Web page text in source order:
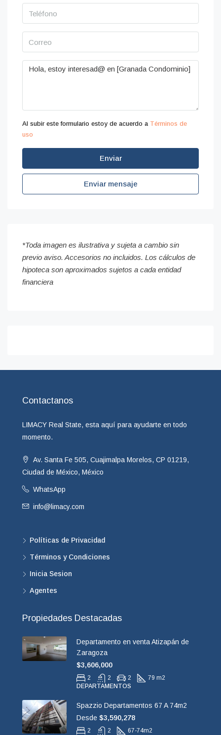
Al subir este formulario estoy de acuerdo a Términos de
uso
Enviar
Enviar mensaje
*Toda imagen es ilustrativa y sujeta a cambio sin
previo aviso. Accesorios no incluidos. Los cálculos de
hipoteca son aproximados sujetos a cada entidad
financiera
Contactanos
LIMACY Real State, esta aquí para ayudarte en todo
momento.
Av. Santa Fe 505, Cuajimalpa Morelos, CP 01219,
Ciudad de México, México
WhatsApp
info@limacy.com
Políticas de Privacidad
Términos y Condiciones
Inicia Sesion
Agentes
Propiedades Destacadas
Departamento en venta Atizapán de
Zaragoza
$3,606,000
2 2 2
79 m2
DEPARTAMENTOS
Spazzio Departamentos 67 A 74m2
Desde $3,590,278
2 2 67-74m2